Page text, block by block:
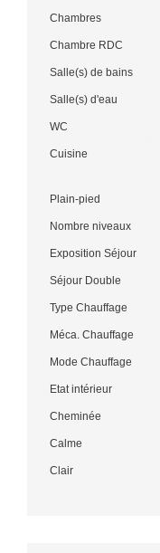
Chambres
Chambre RDC
Salle(s) de bains
Salle(s) d'eau
WC
Cuisine
Plain-pied
Nombre niveaux
Exposition Séjour
Séjour Double
Type Chauffage
Méca. Chauffage
Mode Chauffage
Etat intérieur
Cheminée
Calme
Clair